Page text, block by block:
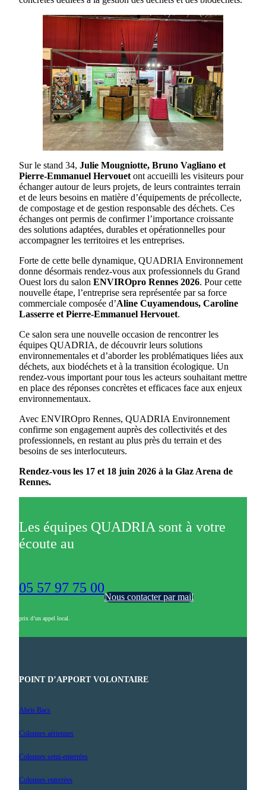
Sur le stand 34, Julie Mougniotte, Bruno Vagliano et
Pierre-Emmanuel Hervouet ont accueilli les visiteurs pour
échanger autour de leurs projets, de leurs contraintes terrain
et de leurs besoins en matière d’équipements de précollecte,
de compostage et de gestion responsable des déchets. Ces
échanges ont permis de confirmer l’importance croissante
des solutions adaptées, durables et opérationnelles pour
accompagner les territoires et les entreprises.
Forte de cette belle dynamique, QUADRIA Environnement
donne désormais rendez-vous aux professionnels du Grand
Ouest lors du salon ENVIROpro Rennes 2026. Pour cette
nouvelle étape, l’entreprise sera représentée par sa force
commerciale composée d’Aline Cuyamendous, Caroline
Lasserre et Pierre-Emmanuel Hervouet.
Ce salon sera une nouvelle occasion de rencontrer les
équipes QUADRIA, de découvrir leurs solutions
environnementales et d’aborder les problématiques liées aux
déchets, aux biodéchets et à la transition écologique. Un
rendez-vous important pour tous les acteurs souhaitant mettre
en place des réponses concrètes et efficaces face aux enjeux
environnementaux.
Avec ENVIROpro Rennes, QUADRIA Environnement
confirme son engagement auprès des collectivités et des
professionnels, en restant au plus près du terrain et des
besoins de ses interlocuteurs.
Rendez-vous les 17 et 18 juin 2026 à la Glaz Arena de
Rennes.
Les équipes QUADRIA sont à votre
écoute au
05 57 97 75 00
prix d’un appel local.
Nous contacter par mail
POINT D’APPORT VOLONTAIRE
Abris Bacs
Colonnes aériennes
Colonnes semi-enterrées
Colonnes enterrées